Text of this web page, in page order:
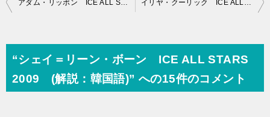
ビ
ゲ
アダム・リッポン ICE ALL STARS 2009 (解説：韓国語) イリヤ・クーリック ICE ALL STARS 2009 (解説：韓国語)
“シェイ＝リーン・ボーン ICE ALL STARS
2009 (解説：韓国語)” への15件のコメント